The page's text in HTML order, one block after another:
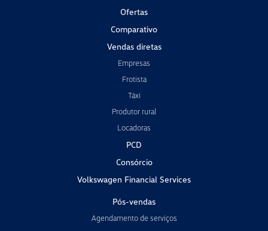
Ofertas
Comparativo
Vendas diretas
Empresas
Frotista
Táxi
Produtor rural
Locadoras
PCD
Consórcio
Volkswagen Financial Services
Pós-vendas
Agendamento de serviços